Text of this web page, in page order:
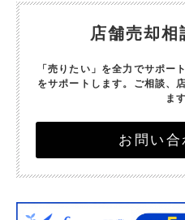
店舗売却相
「売りたい」を全力でサポート
をサポートします。 ご相談、
ま
お問い合